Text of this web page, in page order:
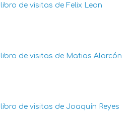
libro de visitas de Felix Leon
libro de visitas de Matias Alarcón
libro de visitas de Joaquín Reyes